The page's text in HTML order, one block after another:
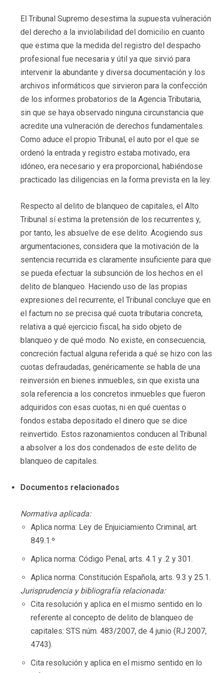
El Tribunal Supremo desestima la supuesta vulneración
del derecho a la inviolabilidad del domicilio en cuanto
que estima que la medida del registro del despacho
profesional fue necesaria y útil ya que sirvió para
intervenir la abundante y diversa documentación y los
archivos informáticos que sirvieron para la confección
de los informes probatorios de la Agencia Tributaria,
sin que se haya observado ninguna circunstancia que
acredite una vulneración de derechos fundamentales.
Como aduce el propio Tribunal, el auto por el que se
ordenó la entrada y registro estaba motivado, era
idóneo, era necesario y era proporcional, habiéndose
practicado las diligencias en la forma prevista en la ley.
Respecto al delito de blanqueo de capitales, el Alto
Tribunal sí estima la pretensión de los recurrentes y,
por tanto, les absuelve de ese delito. Acogiendo sus
argumentaciones, considera que la motivación de la
sentencia recurrida es claramente insuficiente para que
se pueda efectuar la subsunción de los hechos en el
delito de blanqueo. Haciendo uso de las propias
expresiones del recurrente, el Tribunal concluye que en
el factum no se precisa qué cuota tributaria concreta,
relativa a qué ejercicio fiscal, ha sido objeto de
blanqueo y de qué modo. No existe, en consecuencia,
concreción factual alguna referida a qué se hizo con las
cuotas defraudadas, genéricamente se habla de una
reinversión en bienes inmuebles, sin que exista una
sola referencia a los concretos inmuebles que fueron
adquiridos con esas cuotas, ni en qué cuentas o
fondos estaba depositado el dinero que se dice
reinvertido. Estos razonamientos conducen al Tribunal
a absolver a los dos condenados de este delito de
blanqueo de capitales.
Documentos relacionados
Normativa aplicada:
Aplica norma: Ley de Enjuiciamiento Criminal, art.
849.1.º
Aplica norma: Código Penal, arts. 4.1 y .2 y 301.
Aplica norma: Constitución Española, arts. 9.3 y 25.1.
Jurisprudencia y bibliografía relacionada:
Cita resolución y aplica en el mismo sentido en lo
referente al concepto de delito de blanqueo de
capitales: STS núm. 483/2007, de 4 junio (RJ 2007,
4743).
Cita resolución y aplica en el mismo sentido en lo